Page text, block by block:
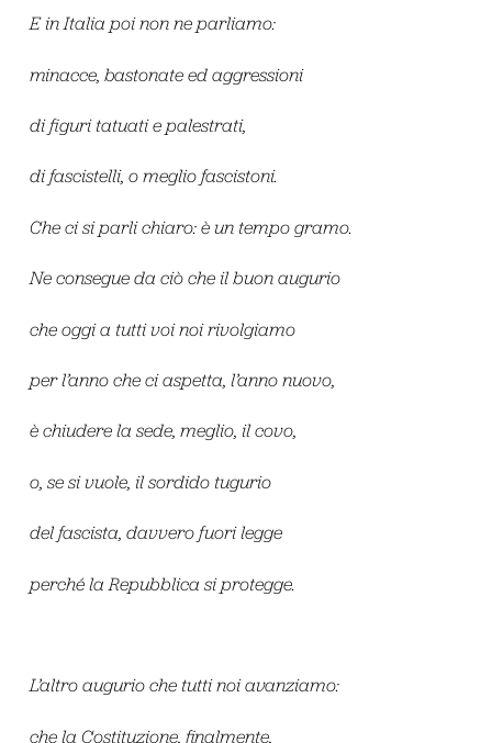
E in Italia poi non ne parliamo:
minacce, bastonate ed aggressioni
di figuri tatuati e palestrati,
di fascistelli, o meglio fascistoni.
Che ci si parli chiaro: è un tempo gramo.
Ne consegue da ciò che il buon augurio
che oggi a tutti voi noi rivolgiamo
per l’anno che ci aspetta, l’anno nuovo,
è chiudere la sede, meglio, il covo,
o, se si vuole, il sordido tugurio
del fascista, davvero fuori legge
perché la Repubblica si protegge.
L’altro augurio che tutti noi avanziamo:
che la Costituzione, finalmente,